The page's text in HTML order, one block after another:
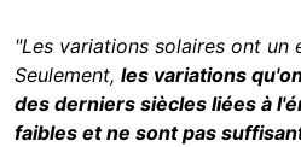
"Les variations solaires ont un
Seulement, les variations
des derniers siècles liées à
faibles et ne sont pas